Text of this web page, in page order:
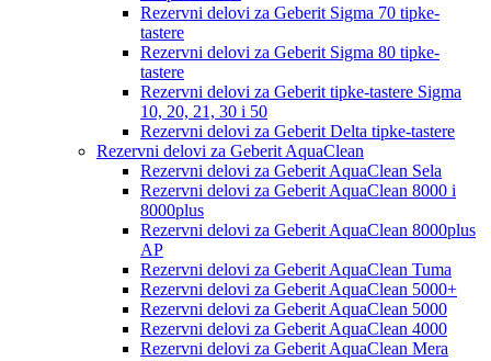
Rezervni delovi za Geberit Sigma 70 tipke-
tastere
Rezervni delovi za Geberit Sigma 80 tipke-
tastere
Rezervni delovi za Geberit tipke-tastere Sigma
10, 20, 21, 30 i 50
Rezervni delovi za Geberit Delta tipke-tastere
Rezervni delovi za Geberit AquaClean
Rezervni delovi za Geberit AquaClean Sela
Rezervni delovi za Geberit AquaClean 8000 i
8000plus
Rezervni delovi za Geberit AquaClean 8000plus
AP
Rezervni delovi za Geberit AquaClean Tuma
Rezervni delovi za Geberit AquaClean 5000+
Rezervni delovi za Geberit AquaClean 5000
Rezervni delovi za Geberit AquaClean 4000
Rezervni delovi za Geberit AquaClean Mera